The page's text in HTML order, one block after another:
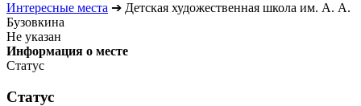
Интересные места ➔ Детская художественная школа им. А. А.
Бузовкина
Не указан
Информация о месте
Статус
Статус